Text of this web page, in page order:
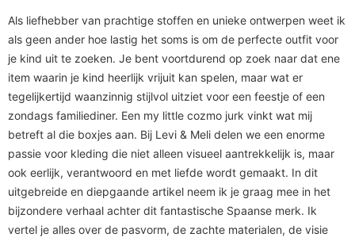
Als liefhebber van prachtige stoffen en unieke ontwerpen weet ik
als geen ander hoe lastig het soms is om de perfecte outfit voor
je kind uit te zoeken. Je bent voortdurend op zoek naar dat ene
item waarin je kind heerlijk vrijuit kan spelen, maar wat er
tegelijkertijd waanzinnig stijlvol uitziet voor een feestje of een
zondags familiediner. Een my little cozmo jurk vinkt wat mij
betreft al die boxjes aan. Bij Levi & Meli delen we een enorme
passie voor kleding die niet alleen visueel aantrekkelijk is, maar
ook eerlijk, verantwoord en met liefde wordt gemaakt. In dit
uitgebreide en diepgaande artikel neem ik je graag mee in het
bijzondere verhaal achter dit fantastische Spaanse merk. Ik
vertel je alles over de pasvorm, de zachte materialen, de visie